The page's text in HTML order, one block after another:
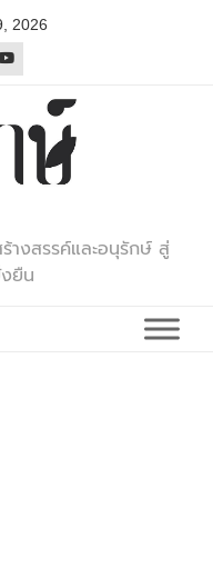
2026
งสรรค์และอนุรักษ์ สู่
ยืน